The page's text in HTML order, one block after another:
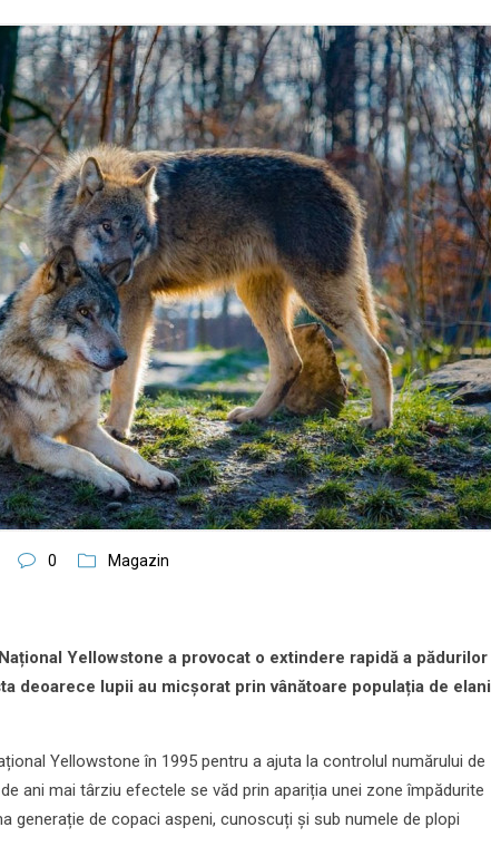
0 Magazin
Yellowstone a provocat o extindere rapidă a pădurilor
deoarece lupii au micșorat prin vânătoare populația de elani
Yellowstone în 1995 pentru a ajuta la controlul numărului de
ani mai târziu efectele se văd prin apariția unei zone împădurite
generație de copaci aspeni, cunoscuți și sub numele de plopi